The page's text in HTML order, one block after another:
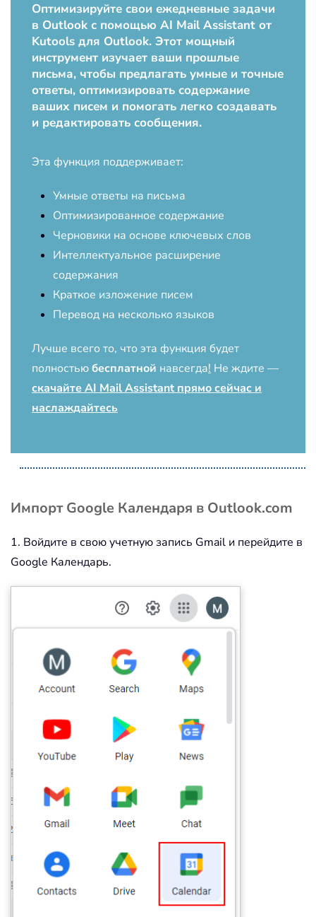
Оптимизируйте свои ежедневные задачи
в Outlook с помощью AI Mail Assistant от
Kutools для Outlook. Этот мощный
инструмент изучает ваши прошлые
письма, чтобы предлагать умные и точные
ответы, оптимизировать содержание
ваших писем и помогать легко создавать
и редактировать сообщения.
Эта функция поддерживает:
Умные ответы на письма
Оптимизированное содержание
Черновики на основе ключевых слов
Интеллектуальное расширение
содержания
Краткое изложение писем
Перевод на несколько языков
Лучше всего то, что эта функция будет
полностьюбесплатной навсегда! Не ждите —
скачайте AI Mail Assistant прямо сейчас и
наслаждайтесь
Импорт Google Календаря в Outlook.com
1. Войдите в свою учетную запись Gmail и перейдите в
Google Календарь.